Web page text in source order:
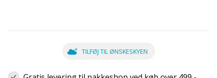
TILFØJ TIL ØNSKESKYEN